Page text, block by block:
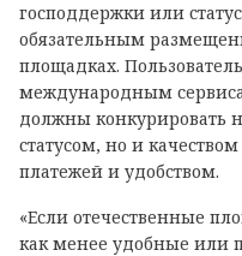
господдержки или
обязательным
площадках.
международным
должны конкурировать
статусом, но и
платежей и удобством.
«Если отечественные
как менее удобные или